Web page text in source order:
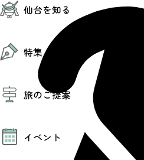
モデルコース
エリアガイド
お知らせ
お得なチケット
仙台を知る
仙台の魅力
エリアガイド
復興に向けて
仙台観光PR動画ライブラリー
仙台から行く東北周遊旅
伝統的工芸品
特集
特集
夜時間トピックス
旅のご提案
AIおまかせコース
オリジナルプラン
イベント